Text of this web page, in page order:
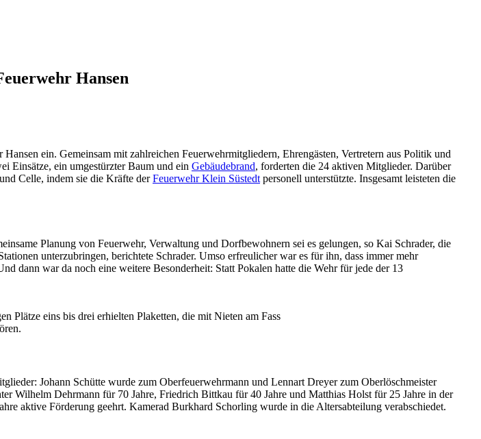
Hansen
ein. Gemeinsam mit zahlreichen Feuerwehrmitgliedern, Ehrengästen, Vertretern aus Politik und
Einsätze, ein umgestürzter Baum und ein Gebäudebrand, forderten die 24 aktiven Mitglieder. Darüber
Celle, indem sie die Kräfte derFeuerwehr Klein Süstedt personell unterstützte. Insgesamt leisteten die
Planung von Feuerwehr, Verwaltung und Dorfbewohnern sei es gelungen, so Kai Schrader, die
unterzubringen, berichtete Schrader. Umso erfreulicher war es für ihn, dass immer mehr
dann war da noch eine weitere Besonderheit: Statt Pokalen hatte die Wehr für jede der 13
Plätze eins bis drei erhielten Plaketten, die mit Nieten am Fass
Johann Schütte wurde zum Oberfeuerwehrmann und Lennart Dreyer zum Oberlöschmeister
Wilhelm Dehrmann für 70 Jahre, Friedrich Bittkau für 40 Jahre und Matthias Holst für 25 Jahre in der
aktive Förderung geehrt. Kamerad Burkhard Schorling wurde in die Altersabteilung verabschiedet.